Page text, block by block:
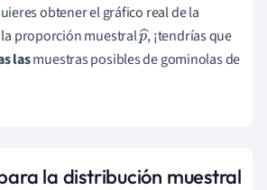
obtener el gráfico real de la
proporción muestralp
^
, ¡tendrías que
lasmuestras posibles de gominolas de
la distribución muestral